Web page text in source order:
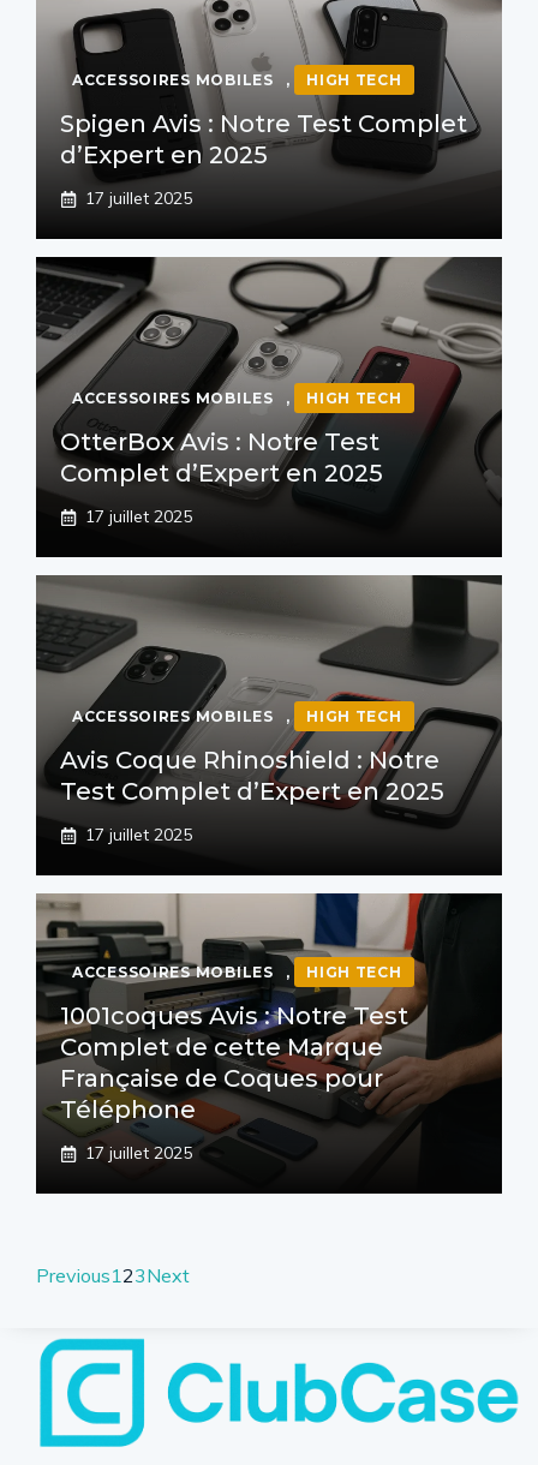
ACCESSOIRES MOBILES , HIGH TECH
Spigen Avis : Notre Test Complet
d’Expert en 2025
17 juillet 2025
ACCESSOIRES MOBILES , HIGH TECH
OtterBox Avis : Notre Test
Complet d’Expert en 2025
17 juillet 2025
ACCESSOIRES MOBILES , HIGH TECH
Avis Coque Rhinoshield : Notre
Test Complet d’Expert en 2025
17 juillet 2025
ACCESSOIRES MOBILES , HIGH TECH
1001coques Avis : Notre Test
Complet de cette Marque
Française de Coques pour
Téléphone
17 juillet 2025
Previous123Next